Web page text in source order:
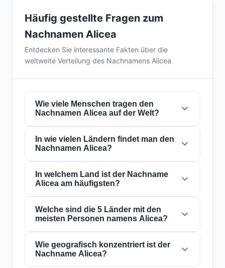
Häufig gestellte Fragen zum
Nachnamen Alicea
Entdecken Sie interessante Fakten über die
weltweite Verteilung des Nachnamens Alicea
Wie viele Menschen tragen den
Nachnamen Alicea auf der Welt?
Derzeit gibt es weltweit etwa19.761 Personen
mit dem NachnamenAlicea
dass etwa 1 von404,838 Personenauf der
Welt diesen Nachnamen trägt. Er ist in30
Ländernpräsent, was seine globale
Verbreitung widerspiegelt.
In wie vielen Ländern findet man den
Nachnamen Alicea?
Der NachnameAliceaist in 30 Ländernauf
der ganzen Welt präsent. Dies klassifiziert ihn
als einen Nachnamen mitlokalReichweite.
Seine Präsenz in mehreren Ländern weist auf
historische Migrations- und
Familiendispersionsmuster über die
Jahrhunderte hin.
In welchem Land ist der Nachname
Alicea am häufigsten?
Der NachnameAliceaist am häufigsten in
Vereinigte Staaten von Amerika, wo ihn etwa
12.411 Personentragen. Dies entspricht
62.8%der weltweiten Gesamtzahl der
Personen mit diesem Nachnamen. Die hohe
Welche sind die 5 Länder mit den
meisten Personen namens Alicea?
Die 5 Länder mit der höchsten Anzahl von
Personen mit dem Nachnamen
Wie geografisch konzentriert ist der
Nachname Alicea?